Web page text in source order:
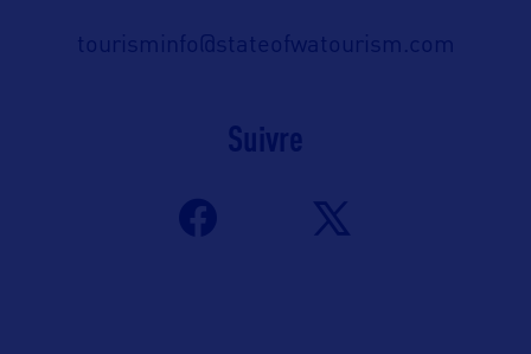
tourisminfo@stateofwatourism.com
Suivre